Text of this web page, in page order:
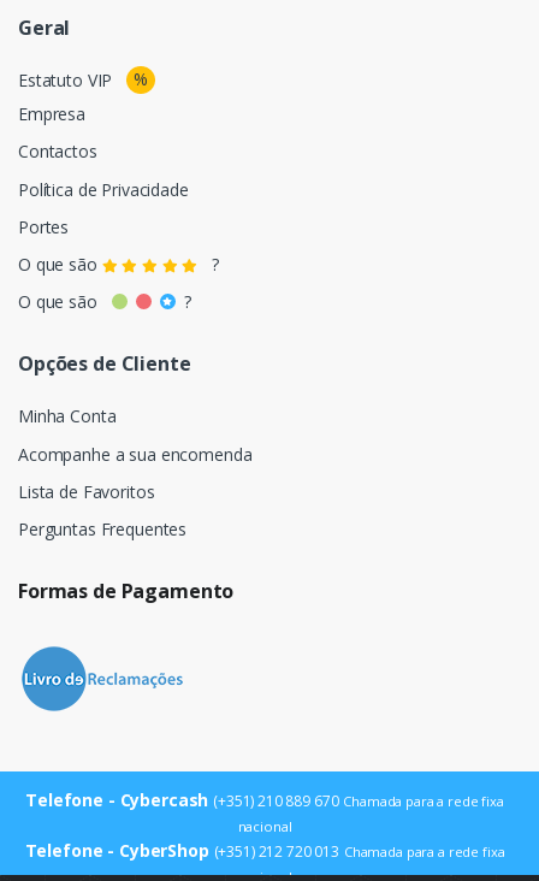
Geral
Estatuto VIP
%
Empresa
Contactos
Política de Privacidade
Portes
O que são
?
O que são
?
Opções de Cliente
Minha Conta
Acompanhe a sua encomenda
Lista de Favoritos
Perguntas Frequentes
Formas de Pagamento
Telefone - Cybercash (+351) 210 889 670 Chamada para a rede fixa
nacional
Telefone - CyberShop (+351) 212 720 013 Chamada para a rede fixa
nacional